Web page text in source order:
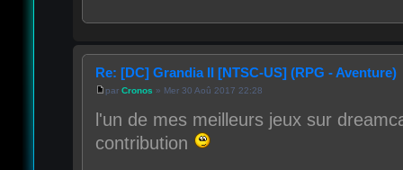
Re: [DC] Grandia II [NTSC-US] (RPG - Aventure)
par Cronos » Mer 30 Aoû 2017 22:28
l'un de mes meilleurs jeux sur
contribution